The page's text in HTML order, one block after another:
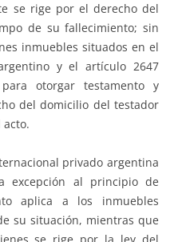
se rige por el derecho del
de su fallecimiento; sin
inmuebles situados en el
y el artículo 2647
otorgar testamento y
del domicilio del testador
privado argentina
excepción al principio de
aplica a los inmuebles
su situación, mientras que